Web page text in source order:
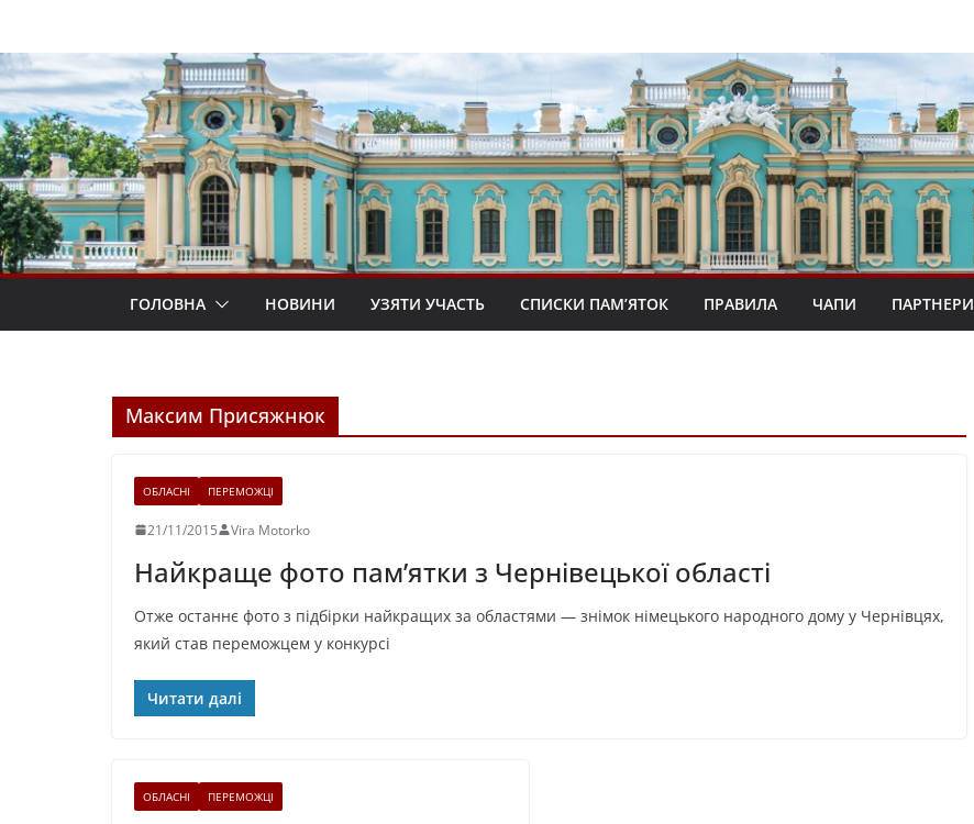
вмісту
ГОЛОВНА НОВИНИ УЗЯТИ УЧАСТЬ СПИСКИ ПАМ’ЯТОК ПРАВИЛА ЧАПИ ПАРТНЕРИ
Максим Присяжнюк
ОБЛАСНІ ПЕРЕМОЖЦІ
21/11/2015 Vira Motorko
Найкраще фото пам’ятки з Чернівецької області
Отже останнє фото з підбірки найкращих за областями — знімок німецького народного дому у Чернівцях,
який став переможцем у конкурсі
Читати далі
ОБЛАСНІ ПЕРЕМОЖЦІ